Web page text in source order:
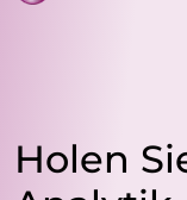
Holen